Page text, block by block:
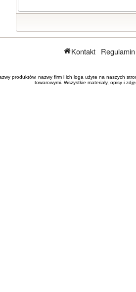
Kontakt
produktów, nazwy firm i ich loga użyte na naszych
towarowymi. Wszystkie materiały, opisy i